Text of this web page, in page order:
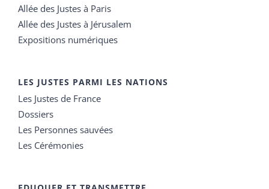
Allée des Justes à Paris
Allée des Justes à Jérusalem
Expositions numériques
LES JUSTES PARMI LES NATIONS
Les Justes de France
Dossiers
Les Personnes sauvées
Les Cérémonies